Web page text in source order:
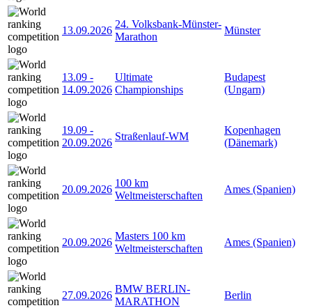
13.09.2026
24. Volksbank-Münster-
Marathon
Münster
13.09 -
14.09.2026
Ultimate
Championships
Budapest
(Ungarn)
19.09 -
20.09.2026
Straßenlauf-WM
Kopenhagen
(Dänemark)
20.09.2026
100 km
Weltmeisterschaften
Ames (Spanien)
20.09.2026
Masters 100 km
Weltmeisterschaften
Ames (Spanien)
27.09.2026
BMW BERLIN-
MARATHON
Berlin